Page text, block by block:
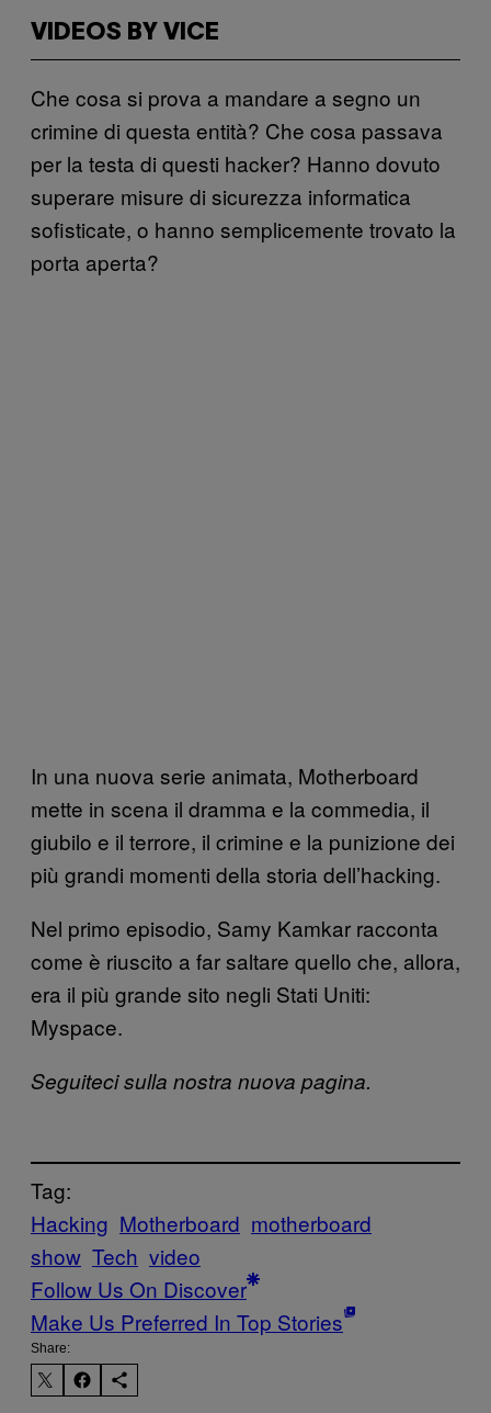
VIDEOS BY VICE
Che cosa si prova a mandare a segno un
crimine di questa entità? Che cosa passava
per la testa di questi hacker? Hanno dovuto
superare misure di sicurezza informatica
sofisticate, o hanno semplicemente trovato la
porta aperta?
In una nuova serie animata, Motherboard
mette in scena il dramma e la commedia, il
giubilo e il terrore, il crimine e la punizione dei
più grandi momenti della storia dell’hacking.
Nel primo episodio, Samy Kamkar racconta
come è riuscito a far saltare quello che, allora,
era il più grande sito negli Stati Uniti:
Myspace.
Seguiteci sulla nostra nuova pagina.
Tag:
Hacking Motherboard motherboard
show Tech video
Follow Us On Discover
Make Us Preferred In Top Stories
Share: